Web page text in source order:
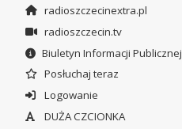
radioszczecinextra.pl
radioszczecin.tv
Biuletyn Informacji Publicznej
Posłuchaj teraz
Logowanie
DUŻA CZCIONKA